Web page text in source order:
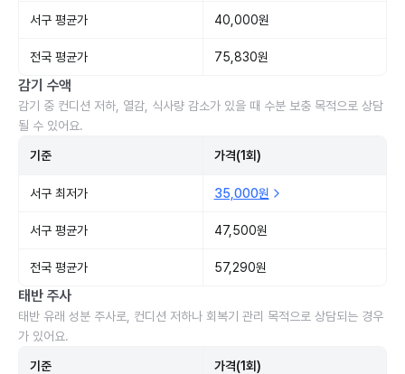
서구 평균가 40,000원
전국 평균가 75,830원
감기 수액
감기 중 컨디션 저하, 열감, 식사량 감소가 있을 때 수분 보충 목적으로 상담
될 수 있어요.
기준 가격(1회)
서구 최저가 35,000원
서구 평균가 47,500원
전국 평균가 57,290원
태반 주사
태반 유래 성분 주사로, 컨디션 저하나 회복기 관리 목적으로 상담되는 경우
가 있어요.
기준 가격(1회)